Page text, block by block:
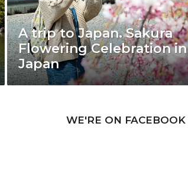
A trip to Japan. Sakura
Flowering Celebration in
Japan
WE'RE ON FACEBOOK